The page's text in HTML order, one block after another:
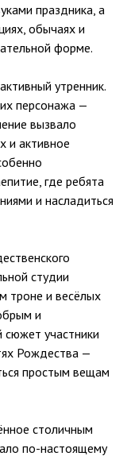
праздника, а
обычаях и
форме.
утренник.
персонажа —
вызвало
и активное
где ребята
и насладиться
студии
троне и весёлых
и
участники
Рождества —
простым вещам
столичным
по-настоящему